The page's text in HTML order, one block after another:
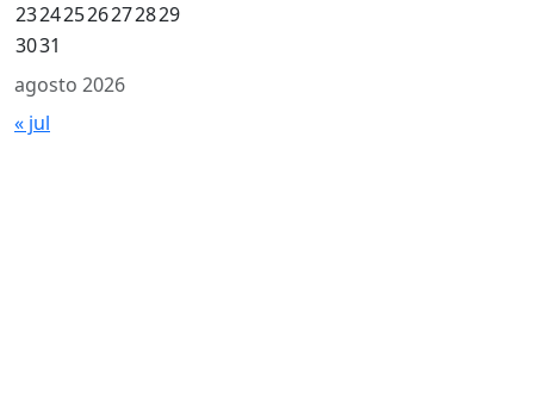
agosto 2026
23242526272829
3031
« jul